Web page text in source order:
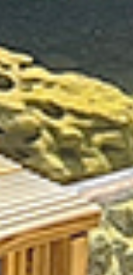
Prototypage